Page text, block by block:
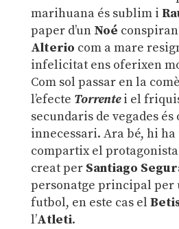
marihuana és sublim i
paper d’un Noé
Alterio com a mare
infelicitat ens oferixen
Com sol passar en la
l’efecte Torrentei el
secundaris de vegades és
innecessari. Ara bé, hi
compartix el
creat per Santiago
personatge principal per
futbol, en este cas el
l’Atleti.